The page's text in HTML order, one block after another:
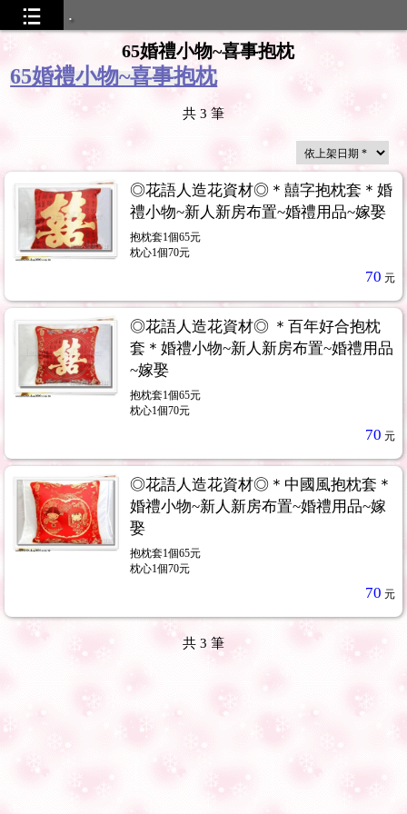
.
65婚禮小物~喜事抱枕
65婚禮小物~喜事抱枕
共 3 筆
◎花語人造花資材◎＊囍字抱枕套＊婚
禮小物~新人新房布置~婚禮用品~嫁娶
抱枕套1個65元
枕心1個70元
70 元
◎花語人造花資材◎ ＊百年好合抱枕
套＊婚禮小物~新人新房布置~婚禮用品
~嫁娶
抱枕套1個65元
枕心1個70元
70 元
◎花語人造花資材◎＊中國風抱枕套＊
婚禮小物~新人新房布置~婚禮用品~嫁
娶
抱枕套1個65元
枕心1個70元
70 元
共 3 筆